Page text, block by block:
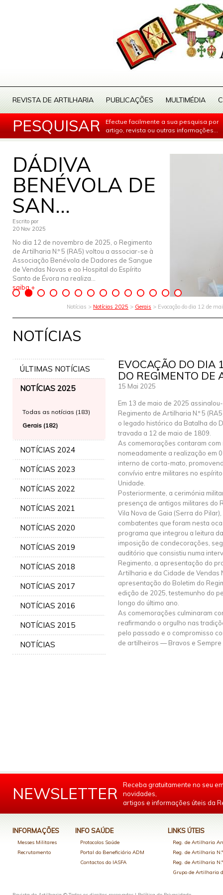
REVISTA DE ARTILHARIA PUBLICAÇÕES MULTIMÉDIA
PESQUISAR
Efectue facilmente a sua pesquisa por
artigo, revista ou outras informações...
DÁDIVA
BENÉVOLA DE
SAN...
Escrito por
20 Nov 2025
No dia 12 de novembro de 2025, o Regimento
de Artilharia N.º 5 (RA5) voltou a associar-se à
Associação Benévola de Dadores de Sangue
de Vendas Novas e ao Hospital do Espírito
Santo de Évora na realiza...
saiba +
Notícias > Notícias 2025 > Gerais > Evocação do dia 12 de
NOTÍCIAS
ÚLTIMAS NOTÍCIAS
NOTÍCIAS 2025
Todas as notícias (183)
Gerais (182)
NOTÍCIAS 2024
NOTÍCIAS 2023
NOTÍCIAS 2022
NOTÍCIAS 2021
NOTÍCIAS 2020
NOTÍCIAS 2019
NOTÍCIAS 2018
NOTÍCIAS 2017
NOTÍCIAS 2016
NOTÍCIAS 2015
NOTÍCIAS
EVOCAÇÃO DO DIA
DO REGIMENTO DE
15 Mai 2025
Em 13 de maio de 2025
Regimento de Artilharia N.º 5
o legado histórico da Batalha do
travada a 12 de maio de 1809.
As comemorações contaram
nomeadamente a realização em
interno de corta-mato,
convívio entre militares no
Unidade.
Posteriormente, a cerimónia
presença de antigos militares do
Vila Nova de Gaia (Serra do
combatentes que foram nesta
programa que integrou a leitura
imposição de condecorações,
auditório que consistiu numa
Regimento, a apresentação do
Artilharia e da Cidade de Vendas
apresentação do Boletim do
edição de 2025, testemunho do
longo do último ano.
As comemorações culminaram
reafirmando o orgulho nas
pelo passado e o compromisso
de artilheiros — Bravos e Sempre
NEWSLETTER
Receba gratuitamente no seu
novidades,
artigos e informações úteis da
INFORMAÇÕES
Messes Militares
Recrutamento
INFO SAÚDE
Protocolos Saúde
Portal do Beneficiário ADM
Contactos do IASFA
LINKS ÚTEIS
Reg. de Artilharia
Reg. de Artilharia
Reg. de Artilharia
Grupo de Artilharia